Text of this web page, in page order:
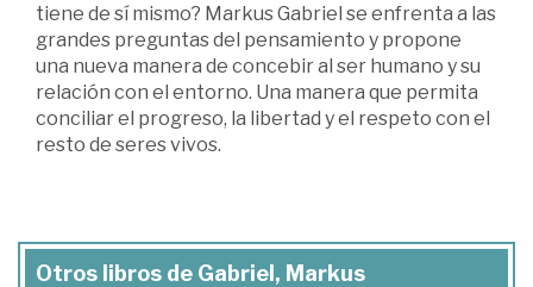
tiene de sí mismo? Markus Gabriel se enfrenta a las
grandes preguntas del pensamiento y propone
una nueva manera de concebir al ser humano y su
relación con el entorno. Una manera que permita
conciliar el progreso, la libertad y el respeto con el
resto de seres vivos.
Otros libros de Gabriel, Markus